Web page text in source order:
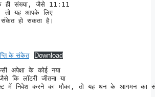
ही संख्या, जैसे 11:11
यह आपके लिए
संकेत हो सकता है।
के संकेत
Download
अपेक्षा के कोई नया
कि लॉटरी जीतना या
में निवेश करने का मौका, तो यह धन के आगमन का